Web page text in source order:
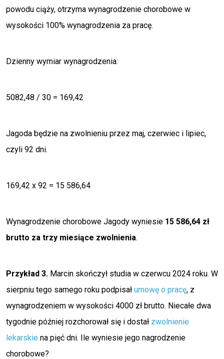
powodu ciąży, otrzyma wynagrodzenie chorobowe w
wysokości 100% wynagrodzenia za pracę.
Dzienny wymiar wynagrodzenia:
5082,48 / 30 = 169,42
Jagoda będzie na zwolnieniu przez maj, czerwiec i lipiec,
czyli 92 dni.
169,42 x 92 = 15 586,64
Wynagrodzenie chorobowe Jagody wyniesie 15 586,64 zł
brutto za trzy miesiące zwolnienia.
Przykład 3. Marcin skończył studia w czerwcu 2024 roku. W
sierpniu tego samego roku podpisał umowę o pracę, z
wynagrodzeniem w wysokości 4000 zł brutto. Niecałe dwa
tygodnie później rozchorował się i dostał zwolnienie
lekarskie na pięć dni. Ile wyniesie jego nagrodzenie
chorobowe?